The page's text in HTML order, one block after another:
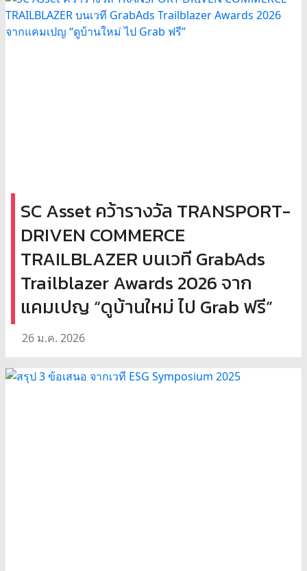
SC Asset คว้ารางวัล TRANSPORT-
DRIVEN COMMERCE
TRAILBLAZER บนเวที GrabAds
Trailblazer Awards 2026 จาก
แคมเปญ “ดูบ้านใหม่ ไป Grab ฟรี”
26 ม.ค. 2026